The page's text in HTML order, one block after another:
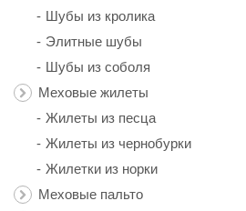
Шубы из кролика
Элитные шубы
Шубы из соболя
Меховые жилеты
Жилеты из песца
Жилеты из чернобурки
Жилетки из норки
Меховые пальто